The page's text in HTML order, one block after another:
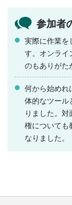
参加者
実際に作業を
す。オンライ
のもありがた
何から始めれ
体的なツール
りました。
権についても
なりました。